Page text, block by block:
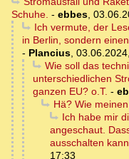
Schuhe. - ebbes,
Ich vermute, der
in Berlin, sondern
- Plancius,
Wie soll das
unterschiedlichen
ganzen EU? o.T. -
Hä? Wie
Ich habe mir
angeschaut.
ausschalten
17:33